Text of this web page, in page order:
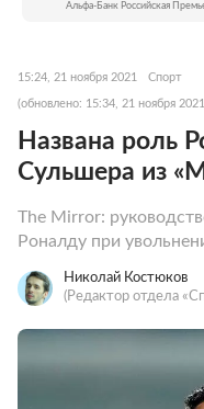
Альфа-Банк Российская
15:24, 21 ноября 2021 Спорт
(обновлено: 15:34, 21 ноября
Названа роль
Сульшера из
The Mirror:
Роналду при
Николай Костюков
(Редактор отдела